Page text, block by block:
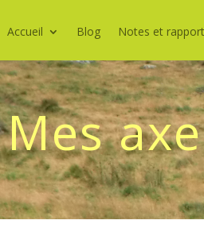
Accueil Blog Notes et
Mes